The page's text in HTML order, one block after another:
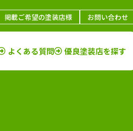
掲載ご希望の塗装店様 お問い合わせ
よくある質問 優良塗装店を探す